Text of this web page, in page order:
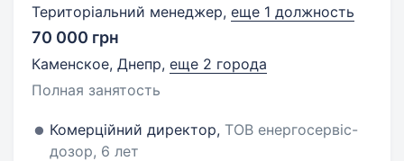
Територіальний менеджер, еще 1 должность
70 000 грн
Каменское, Днепр, еще 2 города
Полная занятость
Комерційний директор, ТОВ енергосервіс-
дозор, 6 лет